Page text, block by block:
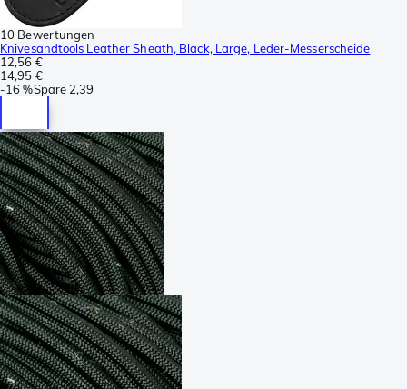
10 Bewertungen
Knivesandtools Leather Sheath, Black, Large, Leder-Messerscheide
12,56 €
14,95 €
-16 %Spare 2,39